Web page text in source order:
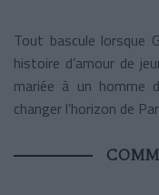
Tout bascule lorsque
histoire d’amour de
mariée à un homme
changer l’horizon de